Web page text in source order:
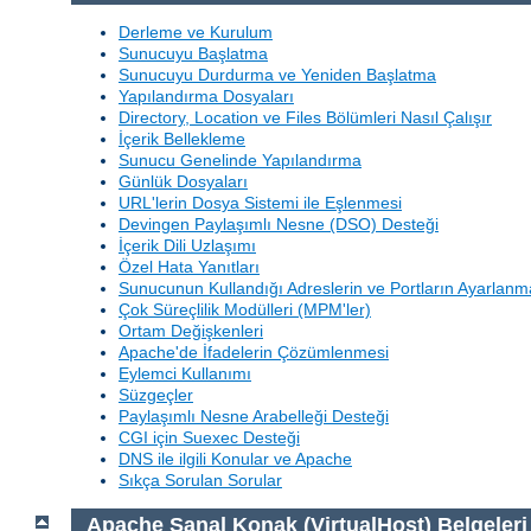
Derleme ve Kurulum
Sunucuyu Başlatma
Sunucuyu Durdurma ve Yeniden Başlatma
Yapılandırma Dosyaları
Directory, Location ve Files Bölümleri Nasıl Çalışır
İçerik Bellekleme
Sunucu Genelinde Yapılandırma
Günlük Dosyaları
URL'lerin Dosya Sistemi ile Eşlenmesi
Devingen Paylaşımlı Nesne (DSO) Desteği
İçerik Dili Uzlaşımı
Özel Hata Yanıtları
Sunucunun Kullandığı Adreslerin ve Portların
Çok Süreçlilik Modülleri (MPM'ler)
Ortam Değişkenleri
Apache'de İfadelerin Çözümlenmesi
Eylemci Kullanımı
Süzgeçler
Paylaşımlı Nesne Arabelleği Desteği
CGI için Suexec Desteği
DNS ile ilgili Konular ve Apache
Sıkça Sorulan Sorular
Apache Sanal Konak (VirtualHost) Belgeleri